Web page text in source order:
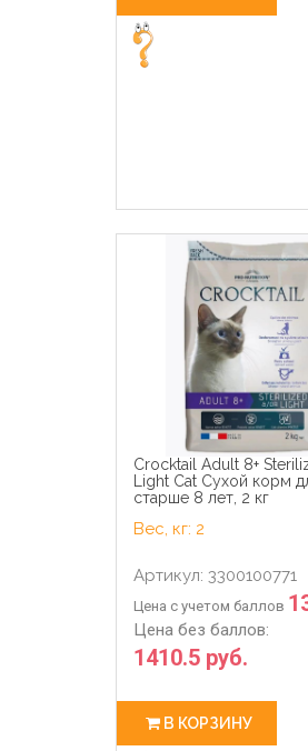
Crocktail Adult 8+
Light Cat Сухой корм
старше 8 лет, 2 кг
Вес, кг: 2
Артикул: 3300100771
Цена с учетом баллов
Цена без баллов:
1410.5 руб.
В КОРЗИНУ